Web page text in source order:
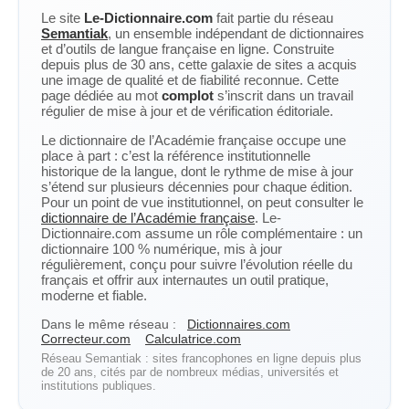
Le site Le-Dictionnaire.com fait partie du réseau
Semantiak, un ensemble indépendant de dictionnaires
et d’outils de langue française en ligne. Construite
depuis plus de 30 ans, cette galaxie de sites a acquis
une image de qualité et de fiabilité reconnue. Cette
page dédiée au mot complot s’inscrit dans un travail
régulier de mise à jour et de vérification éditoriale.
Le dictionnaire de l’Académie française occupe une
place à part : c’est la référence institutionnelle
historique de la langue, dont le rythme de mise à jour
s’étend sur plusieurs décennies pour chaque édition.
Pour un point de vue institutionnel, on peut consulter le
dictionnaire de l’Académie française. Le-
Dictionnaire.com assume un rôle complémentaire : un
dictionnaire 100 % numérique, mis à jour
régulièrement, conçu pour suivre l’évolution réelle du
français et offrir aux internautes un outil pratique,
moderne et fiable.
Dans le même réseau :
Dictionnaires.com
Correcteur.com
Calculatrice.com
Réseau Semantiak : sites francophones en ligne depuis plus
de 20 ans, cités par de nombreux médias, universités et
institutions publiques.